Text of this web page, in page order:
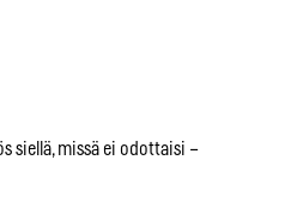
siellä, missä ei odottaisi –